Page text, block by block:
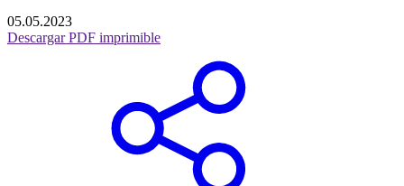
05.05.2023
Descargar PDF imprimible